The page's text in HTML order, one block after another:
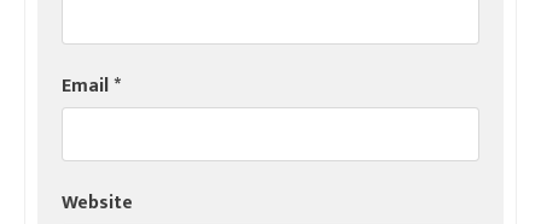
Email*
Website